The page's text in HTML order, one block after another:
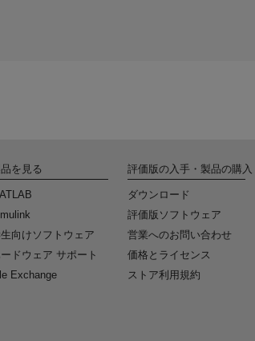
を見る
向けソフトウェア
ドウェア サポート
Exchange
評価版の入手・製品の購入
ダウンロード
評価版ソフトウェア
営業へのお問い合わせ
価格とライセンス
ストア利用規約